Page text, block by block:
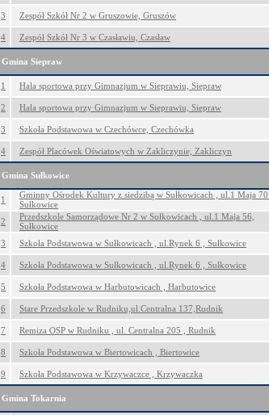
3 Zespół Szkół Nr 2 w Gruszowie, Gruszów
4 Zespół Szkół Nr 3 w Czasławiu, Czasław
Gmina Siepraw
1 Hala sportowa przy Gimnazjum w Sieprawiu, Siepraw
2 Hala sportowa przy Gimnazjum w Sieprawiu, Siepraw
3 Szkoła Podstawowa w Czechówce, Czechówka
4 Zespół Placówek Oświatowych w Zakliczynie, Zakliczyn
Gmina Sułkowice
1
Gminny Ośrodek Kultury z siedzibą w Sułkowicach , ul.1 Maja 70 ,
Sułkowice
2
Przedszkole Samorządowe Nr 2 w Sułkowicach , ul.1 Maja 56,
Sułkowice
3 Szkoła Podstawowa w Sułkowicach , ul.Rynek 6 , Sułkowice
4 Szkoła Podstawowa w Sułkowicach , ul.Rynek 6 , Sułkowice
5 Szkoła Podstawowa w Harbutowicach , Harbutowice
6 Stare Przedszkole w Rudniku,ul.Centralna 137,Rudnik
7 Remiza OSP w Rudniku , ul. Centralna 205 , Rudnik
8 Szkoła Podstawowa w Biertowicach , Biertowice
9 Szkoła Podstawowa w Krzywaczce , Krzywaczka
Gmina Tokarnia